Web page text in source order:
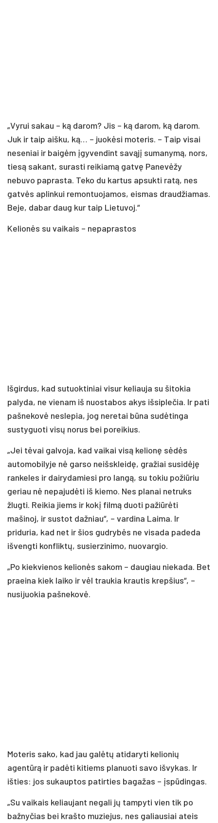
„Vyrui sakau – ką darom? Jis – ką darom, ką darom.
Juk ir taip aišku, ką… – juokėsi moteris. – Taip visai
neseniai ir baigėm įgyvendint savąjį sumanymą, nors,
tiesą sakant, surasti reikiamą gatvę Panevėžy
nebuvo paprasta. Teko du kartus apsukti ratą, nes
gatvės aplinkui remontuojamos, eismas draudžiamas.
Beje, dabar daug kur taip Lietuvoj.“
Kelionės su vaikais – nepaprastos
Išgirdus, kad sutuoktiniai visur keliauja su šitokia
palyda, ne vienam iš nuostabos akys išsiplečia. Ir pati
pašnekovė neslepia, jog neretai būna sudėtinga
sustyguoti visų norus bei poreikius.
„Jei tėvai galvoja, kad vaikai visą kelionę sėdės
automobilyje nė garso neišskleidę, gražiai susidėję
rankeles ir dairydamiesi pro langą, su tokiu požiūriu
geriau nė nepajudėti iš kiemo. Nes planai netruks
žlugti. Reikia jiems ir kokį filmą duoti pažiūrėti
mašinoj, ir sustot dažniau“, – vardina Laima. Ir
priduria, kad net ir šios gudrybės ne visada padeda
išvengti konfliktų, susierzinimo, nuovargio.
„Po kiekvienos kelionės sakom – daugiau niekada. Bet
praeina kiek laiko ir vėl traukia krautis krepšius“, –
nusijuokia pašnekovė.
Moteris sako, kad jau galėtų atidaryti kelionių
agentūrą ir padėti kitiems planuoti savo išvykas. Ir
išties: jos sukauptos patirties bagažas – įspūdingas.
„Su vaikais keliaujant negali jų tampyti vien tik po
bažnyčias bei krašto muziejus, nes galiausiai ateis